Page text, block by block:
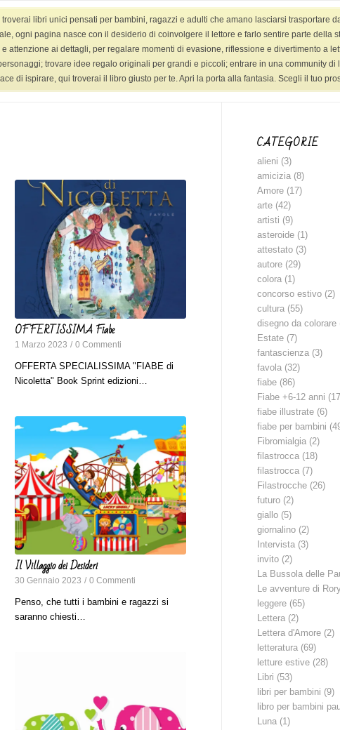
libri unici pensati per bambini, ragazzi e adulti che amano lasciarsi trasportare
ogni pagina nasce con il desiderio di coinvolgere il lettore e farlo sentire parte della
ai dettagli, per regalare momenti di evasione, riflessione e divertimento a
trovare idee regalo originali per grandi e piccoli; entrare in una community
di ispirare, qui troverai il libro giusto per te. Apri la porta alla fantasia. Scegli il tuo
LIBRI YANG ADULT VIDEO AUDIOFIABE CONTATTI
Sei in:
OFFERTISSIMA Fiabe
1 Marzo 2023 / 0 Commenti
OFFERTA SPECIALISSIMA "FIABE di
Nicoletta" Book Sprint edizioni…
Il Villaggio dei Desideri
30 Gennaio 2023 / 0 Commenti
Penso, che tutti i bambini e ragazzi si
saranno chiesti…
CATEGORIE
alieni (3)
amicizia (8)
Amore (17)
arte (42)
artisti (9)
asteroide (1)
attestato (3)
autore (29)
colora (1)
concorso estivo (2)
cultura (55)
disegno da colorare
Estate (7)
fantascienza (3)
favola (32)
fiabe (86)
Fiabe +6-12 anni
fiabe illustrate (6)
fiabe per bambini
Fibromialgia (2)
filastrocca (18)
filastrocca (7)
Filastrocche (26)
futuro (2)
giallo (5)
giornalino (2)
Intervista (3)
invito (2)
La Bussola delle
Le avventure di
leggere (65)
Lettera (2)
Lettera d'Amore (2)
letteratura (69)
letture estive (28)
Libri (53)
libri per bambini (9)
libro per bambini
Luna (1)